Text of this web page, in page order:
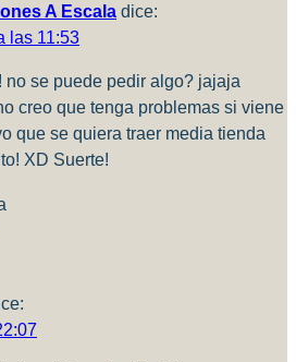
A Escala dice:
las 11:53
no se puede pedir algo? jajaja
creo que tenga problemas si viene
que se quiera traer media tienda
XD Suerte!